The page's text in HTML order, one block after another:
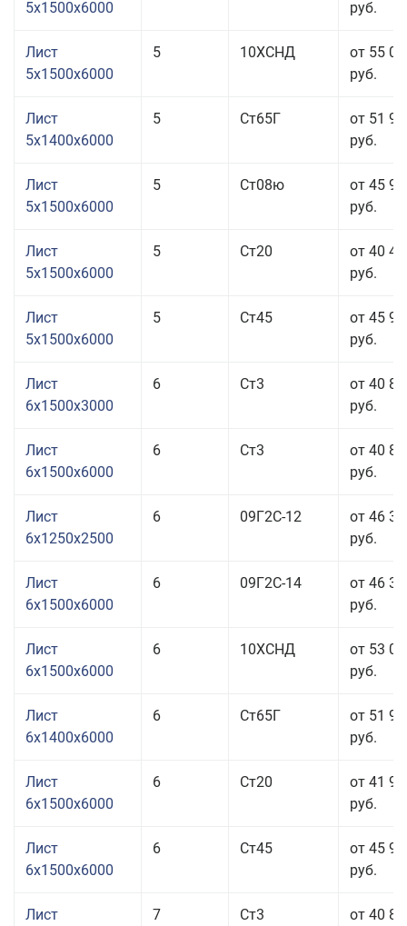
5x1500x6000 руб.
Лист
5x1500x6000
5 10ХСНД
от 55
руб.
Лист
5x1400x6000
5 Ст65Г
от 51
руб.
Лист
5x1500x6000
5 Ст08ю
от 45
руб.
Лист
5x1500x6000
5 Ст20
от 40
руб.
Лист
5x1500x6000
5 Ст45
от 45
руб.
Лист
6x1500x3000
6 Ст3
от 40
руб.
Лист
6x1500x6000
6 Ст3
от 40
руб.
Лист
6x1250x2500
6 09Г2С-12
от 46
руб.
Лист
6x1500x6000
6 09Г2С-14
от 46
руб.
Лист
6x1500x6000
6 10ХСНД
от 53
руб.
Лист
6x1400x6000
6 Ст65Г
от 51
руб.
Лист
6x1500x6000
6 Ст20
от 41
руб.
Лист
6x1500x6000
6 Ст45
от 45
руб.
Лист
7 Ст3
от 40